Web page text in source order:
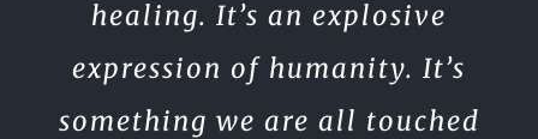
healing. It’s an explosive
expression of humanity. It’s
something we are all touched